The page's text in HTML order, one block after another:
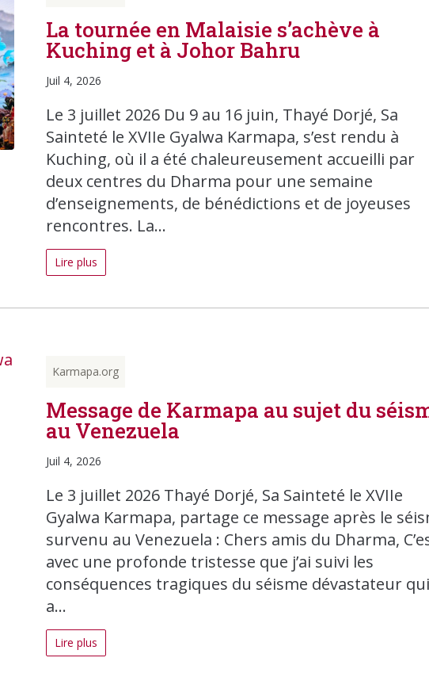
La tournée en Malaisie s’achève à
Kuching et à Johor Bahru
Juil 4, 2026
Le 3 juillet 2026 Du 9 au 16 juin, Thayé Dorjé, Sa
Sainteté le XVIIe Gyalwa Karmapa, s’est rendu à
Kuching, où il a été chaleureusement accueilli par
deux centres du Dharma pour une semaine
d’enseignements, de bénédictions et de joyeuses
rencontres. La...
Lire plus
Karmapa.org
Message de Karmapa au sujet du
au Venezuela
Juil 4, 2026
Le 3 juillet 2026 Thayé Dorjé, Sa Sainteté le XVIIe
Gyalwa Karmapa, partage ce message après le
survenu au Venezuela : Chers amis du Dharma,
avec une profonde tristesse que j’ai suivi les
conséquences tragiques du séisme dévastateur qui
a...
Lire plus